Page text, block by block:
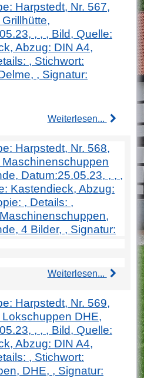
Harpstedt, Nr. 567,
, , , Bild, Quelle:
Abzug: DIN A4,
, Stichwort:
, Signatur:
Weiterlesen...
Harpstedt, Nr. 568,
Maschinenschuppen
Datum:25.05.23, , , ,
Kastendieck, Abzug:
, Details: ,
4 Bilder, , Signatur:
Weiterlesen...
Harpstedt, Nr. 569,
DHE,
, , , Bild, Quelle:
Abzug: DIN A4,
, Stichwort:
DHE, , Signatur: